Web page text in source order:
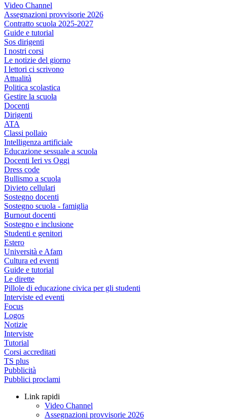
Video Channel
Assegnazioni provvisorie 2026
Contratto scuola 2025-2027
Guide e tutorial
Sos dirigenti
I nostri corsi
Le notizie del giorno
I lettori ci scrivono
Attualità
Politica scolastica
Gestire la scuola
Docenti
Dirigenti
ATA
Classi pollaio
Intelligenza artificiale
Educazione sessuale a scuola
Docenti Ieri vs Oggi
Dress code
Bullismo a scuola
Divieto cellulari
Sostegno docenti
Sostegno scuola - famiglia
Burnout docenti
Sostegno e inclusione
Studenti e genitori
Estero
Università e Afam
Cultura ed eventi
Guide e tutorial
Le dirette
Pillole di educazione civica per gli studenti
Interviste ed eventi
Focus
Logos
Notizie
Interviste
Tutorial
Corsi accreditati
TS plus
Pubblicità
Pubblici proclami
Link rapidi
Video Channel
Assegnazioni provvisorie 2026